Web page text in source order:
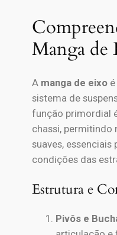
Manga de
A manga de eixoé
sistema de
função primordial
chassi,
suaves,
condições das
Estrutura e
Pivôs e